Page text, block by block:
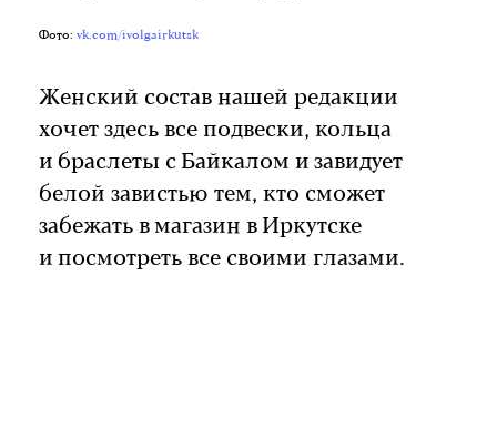
Фото: vk.com/ivolgairkutsk
Женский состав нашей редакции
хочет здесь все подвески, кольца
и браслеты с Байкалом и завидует
белой завистью тем, кто сможет
забежать в магазин в Иркутске
и посмотреть все своими глазами.